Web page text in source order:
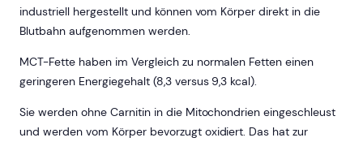
industriell hergestellt und können vom Körper direkt in die
Blutbahn aufgenommen werden.
MCT-Fette haben im Vergleich zu normalen Fetten einen
geringeren Energiegehalt (8,3 versus 9,3 kcal).
Sie werden ohne Carnitin in die Mitochondrien eingeschleust
und werden vom Körper bevorzugt oxidiert. Das hat zur